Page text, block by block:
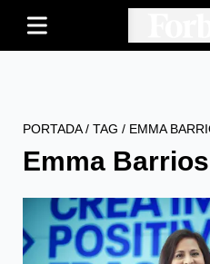
PORTADA/ TAG / EMMA
Emma